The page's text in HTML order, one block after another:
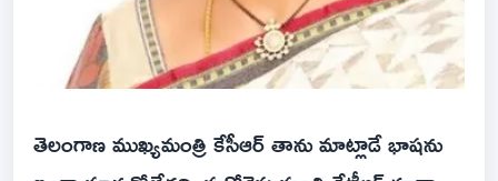
తెలంగాణ ముఖ్య‌మంత్రి కేసీఆర్ తాను మాట్లాడే భాష‌ను